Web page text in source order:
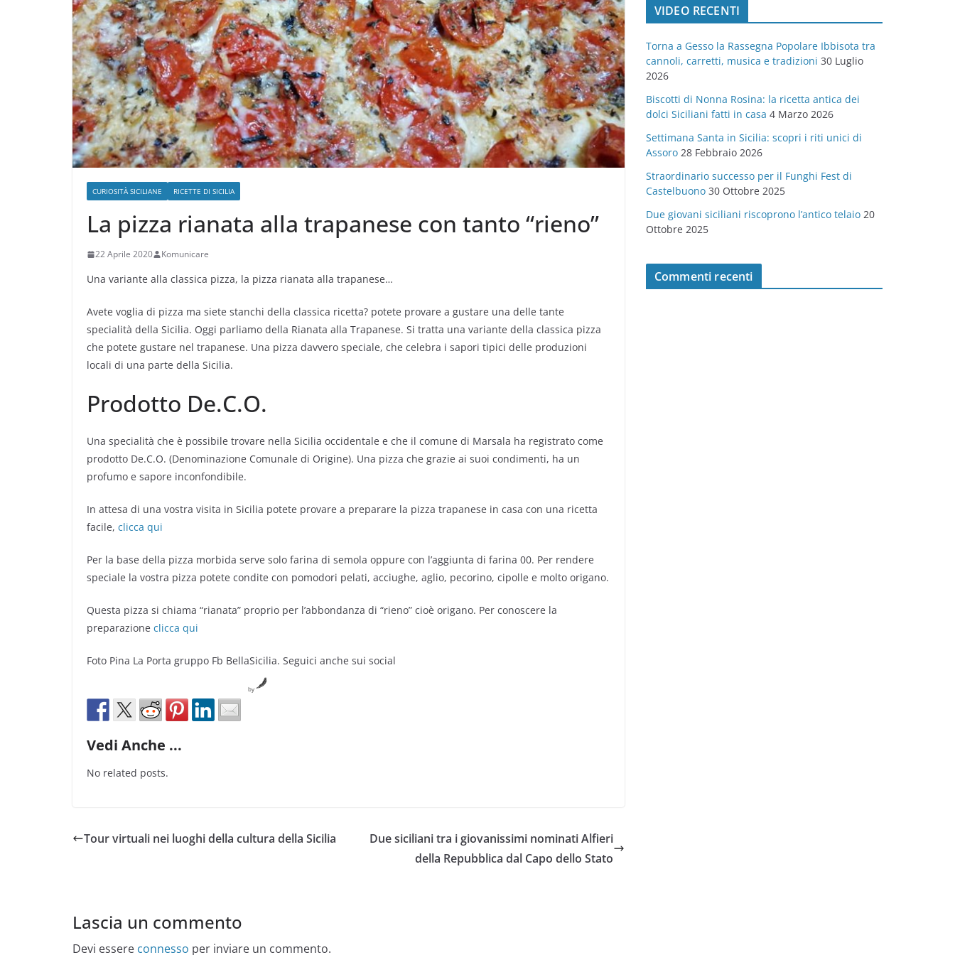
CURIOSITÀ SICILIANE RICETTE DI SICILIA
La pizza rianata alla trapanese con tanto “rieno”
22 Aprile 2020 Komunicare
Una variante alla classica pizza, la pizza rianata alla trapanese…
Avete voglia di pizza ma siete stanchi della classica ricetta? potete provare a gustare una delle tante
specialità della Sicilia. Oggi parliamo della Rianata alla Trapanese. Si tratta una variante della classica pizza
che potete gustare nel trapanese. Una pizza davvero speciale, che celebra i sapori tipici delle produzioni
locali di una parte della Sicilia.
Prodotto De.C.O.
Una specialità che è possibile trovare nella Sicilia occidentale e che il comune di Marsala ha registrato come
prodotto De.C.O. (Denominazione Comunale di Origine). Una pizza che grazie ai suoi condimenti, ha un
profumo e sapore inconfondibile.
In attesa di una vostra visita in Sicilia potete provare a preparare la pizza trapanese in casa con una ricetta
facile, clicca qui
Per la base della pizza morbida serve solo farina di semola oppure con l’aggiunta di farina 00. Per rendere
speciale la vostra pizza potete condite con pomodori pelati, acciughe, aglio, pecorino, cipolle e molto origano.
Questa pizza si chiama “rianata” proprio per l’abbondanza di “rieno” cioè origano. Per conoscere la
preparazione clicca qui
Foto Pina La Porta gruppo Fb BellaSicilia. Seguici anche sui social
by
Vedi Anche ...
No related posts.
Tour virtuali nei luoghi della cultura della Sicilia
Due siciliani tra i giovanissimi nominati Alfieri
della Repubblica dal Capo dello Stato
Lascia un commento
Devi essere connesso per inviare un commento.
o
r
e
VIDEO RECENTI
Torna a Gesso la Rassegna Popolare Ibbisota tra
cannoli, carretti, musica e tradizioni 30 Luglio
2026
Biscotti di Nonna Rosina: la ricetta antica dei
dolci Siciliani fatti in casa 4 Marzo 2026
Settimana Santa in Sicilia: scopri i riti unici di
Assoro 28 Febbraio 2026
Straordinario successo per il Funghi Fest di
Castelbuono 30 Ottobre 2025
Due giovani siciliani riscoprono l’antico telaio 20
Ottobre 2025
Commenti recenti